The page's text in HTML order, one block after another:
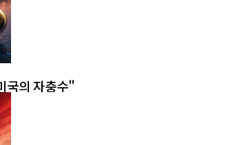
국의 자충수"